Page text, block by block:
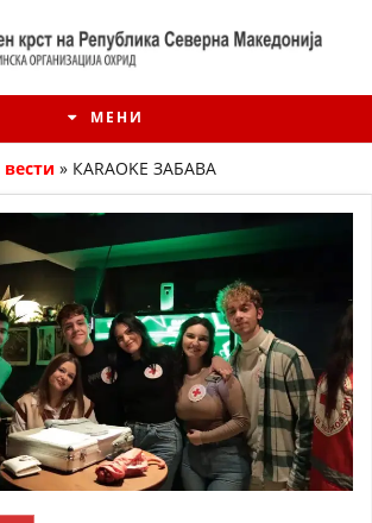
МЕНИ
ИСТОРИЈАТ НА ЦКРМ
ИСТОРИЈАТ НА ДВИЖЕЊЕТО
» КARAOKE ЗАБАВА